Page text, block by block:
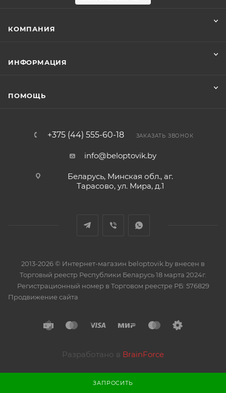
ЗАПРОСИТЬ
КОМПАНИЯ
ИНФОРМАЦИЯ
ПОМОЩЬ
+375 (44) 555-60-18 ЗАКАЗАТЬ ЗВОНОК
info@beloptovik.by
Беларусь, Минская обл., аг.
Тарасово, ул. Мира, д.1
2013-2026 © Интернет-магазин beloptovik.by внесен в
Торговый реестр Республики Беларусь 18 марта 2024г.
Регистрационный номер в Торговом реестре РБ: 576829
Продвижение сайта
Разработано в BrainForce